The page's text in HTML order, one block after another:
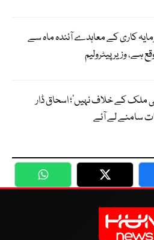
کاری کے معاہدے آئندہ ماہ سے
ہے، وزیر پیٹرولیم
ملک کے خلاف نہیں’؛ اسحاق ڈار
سامنے لے آئے
WhatsApp Twitter